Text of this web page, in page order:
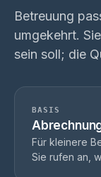
Betreuung
umgekehrt.
sein soll; die
BASIS
Für kleinere
Sie rufen an,